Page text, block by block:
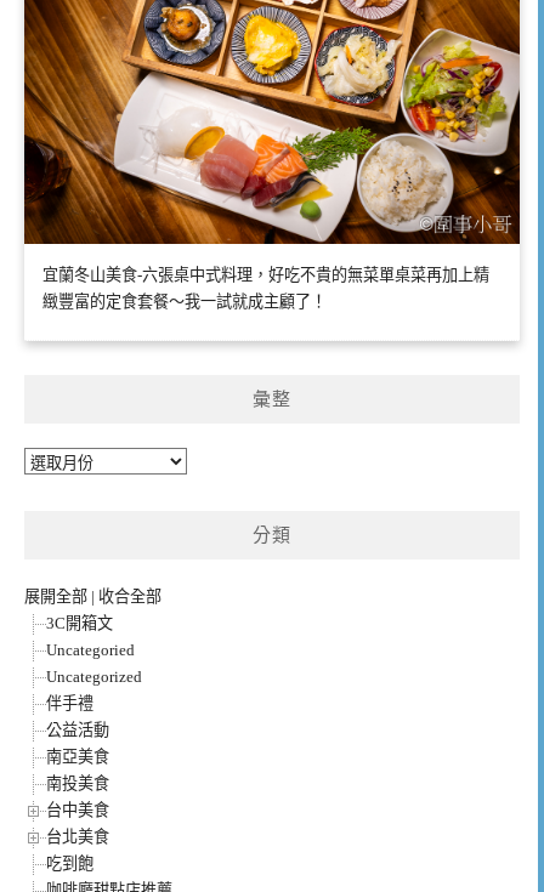
宜蘭冬山美食-六張桌中式料理，好吃不貴的無菜單桌菜再加上精
緻豐富的定食套餐～我一試就成主顧了！
彙整
彙
分類
展開全部 | 收合全部
3C開箱文
Uncategoried
Uncategorized
伴手禮
公益活動
南亞美食
南投美食
台中美食
台北美食
吃到飽